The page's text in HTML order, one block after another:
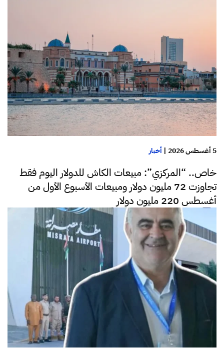
5 أغسطس 2026 | أخبار
خاص.. “المركزي”: مبيعات الكاش للدولار اليوم فقط
تجاوزت 72 مليون دولار ومبيعات الأسبوع الأول من
أغسطس 220 مليون دولار